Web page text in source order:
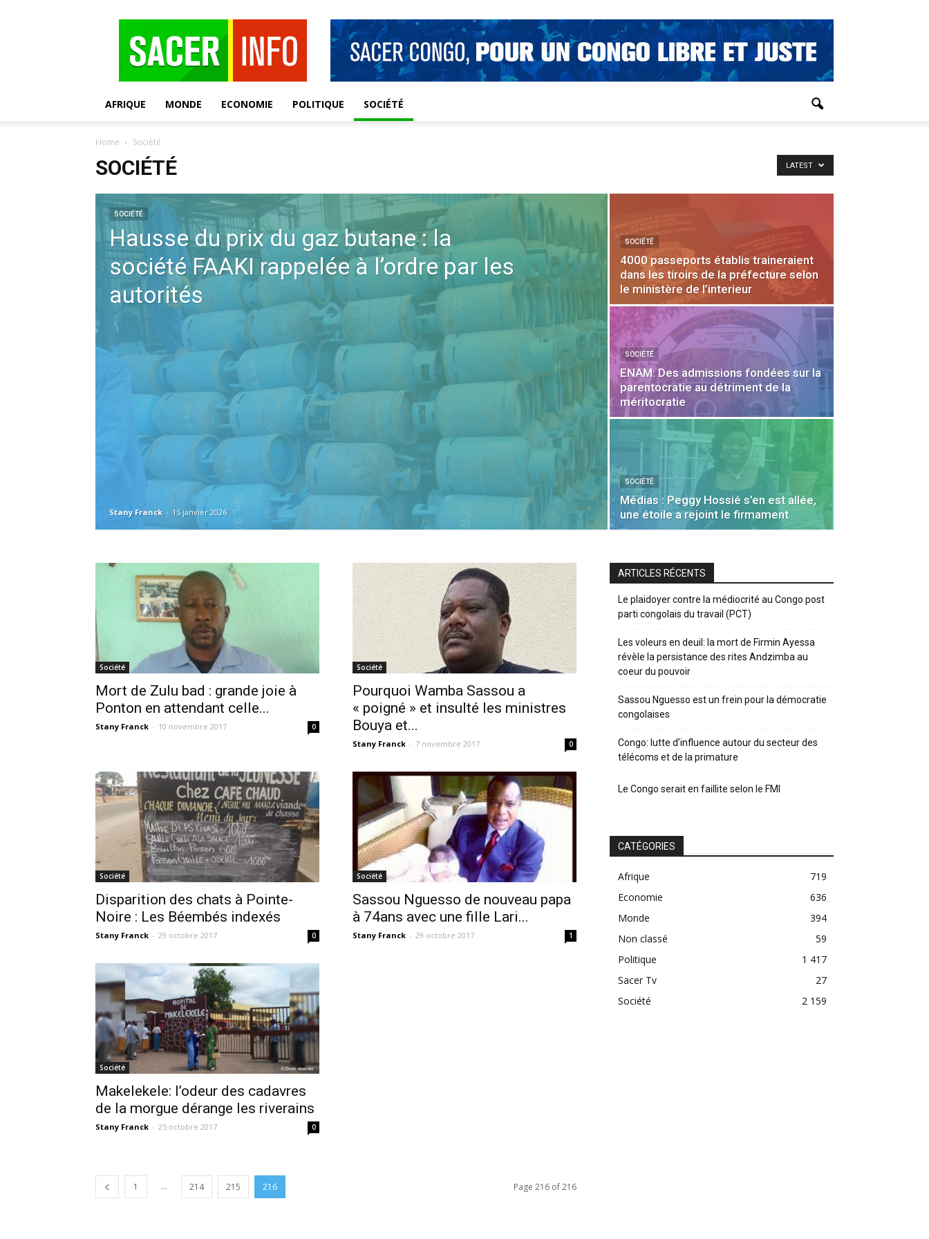
AFRIQUE MONDE ECONOMIE POLITIQUE SOCIÉTÉ
Home Société
SOCIÉTÉ LATEST
SOCIÉTÉ
Hausse du prix du gaz butane : la
société FAAKI rappelée à l’ordre par les
autorités
Stany Franck - 15 janvier 2026
SOCIÉTÉ
4000 passeports établis traineraient
dans les tiroirs de la préfecture selon
le ministère de l’interieur
SOCIÉTÉ
ENAM: Des admissions fondées sur la
parentocratie au détriment de la
méritocratie
SOCIÉTÉ
Médias : Peggy Hossié s’en est allée,
une étoile a rejoint le firmament
Société
Mort de Zulu bad : grande joie à
Ponton en attendant celle...
Stany Franck - 10 novembre 2017 0
Société
Pourquoi Wamba Sassou a
« poigné » et insulté les ministres
Bouya et...
Stany Franck - 7 novembre 2017 0
Société
Disparition des chats à Pointe-
Noire : Les Béembés indexés
Stany Franck - 29 octobre 2017 0
Société
Sassou Nguesso de nouveau papa
à 74ans avec une fille Lari...
Stany Franck - 29 octobre 2017 1
Société
Makelekele: l’odeur des cadavres
de la morgue dérange les riverains
Stany Franck - 25 octobre 2017 0
1 ... 214 215 216 Page 216 of 216
ARTICLES RÉCENTS
Le plaidoyer contre la médiocrité au Congo post
parti congolais du travail (PCT)
Les voleurs en deuil: la mort de Firmin Ayessa
révèle la persistance des rites Andzimba au
coeur du pouvoir
Sassou Nguesso est un frein pour la démocratie
congolaises
Congo: lutte d’influence autour du secteur des
télécoms et de la primature
Le Congo serait en faillite selon le FMI
CATÉGORIES
Afrique
719
Economie
636
Monde
394
Non classé
59
Politique
1 417
Sacer Tv
27
Société
2 159